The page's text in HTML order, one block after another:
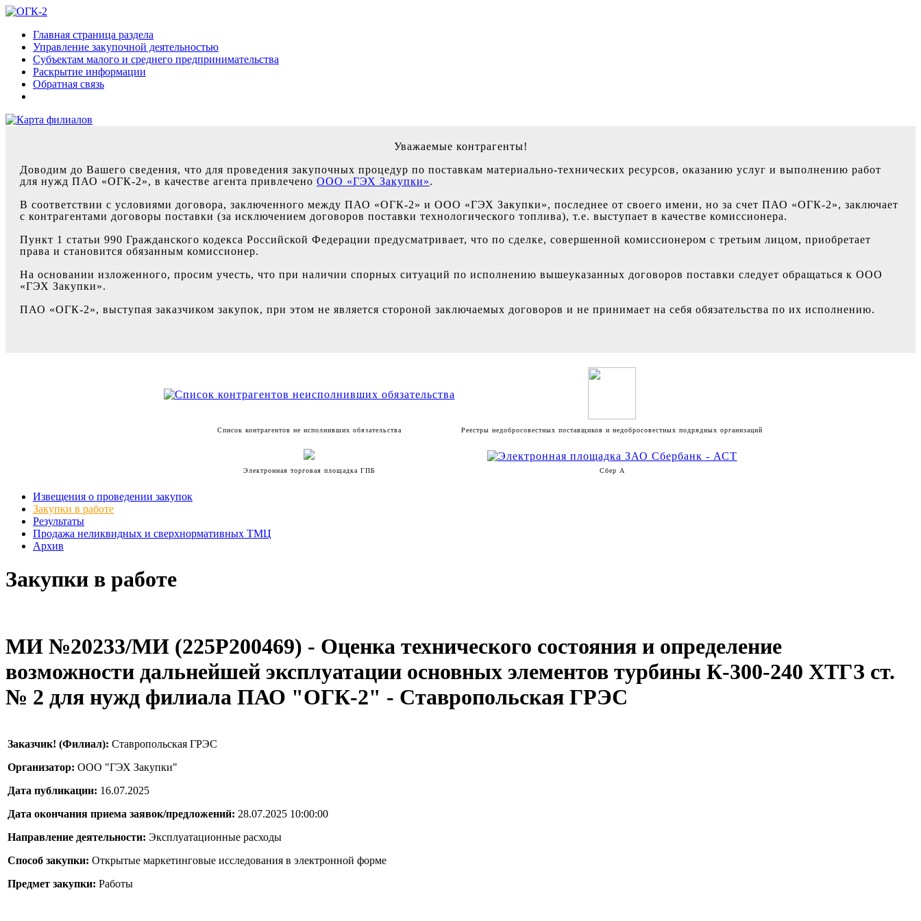
Главная страница раздела
Управление закупочной деятельностью
Субъектам малого и среднего предпринимательства
Раскрытие информации
Обратная связь
Уважаемые контрагенты!
Доводим до Вашего сведения, что для проведения закупочных процедур по поставкам материально-технических ресурсов, оказанию услуг и выполнению работ
для нужд ПАО «ОГК-2», в качестве агента привлечено ООО «ГЭХ Закупки».
В соответствии с условиями договора, заключенного между ПАО «ОГК-2» и ООО «ГЭХ Закупки», последнее от своего имени, но за счет ПАО «ОГК-2», заключает
с контрагентами договоры поставки (за исключением договоров поставки технологического топлива), т.е. выступает в качестве комиссионера.
Пункт 1 статьи 990 Гражданского кодекса Российской Федерации предусматривает, что по сделке, совершенной комиссионером с третьим лицом, приобретает
права и становится обязанным комиссионер.
На основании изложенного, просим учесть, что при наличии спорных ситуаций по исполнению вышеуказанных договоров поставки следует обращаться к ООО
«ГЭХ Закупки».
ПАО «ОГК-2», выступая заказчиком закупок, при этом не является стороной заключаемых договоров и не принимает на себя обязательства по их исполнению.
Список контрагентов не исполнивших обязательства Реестры недобросовестных поставщиков и недобросовестных подрядных организаций
Электронная торговая площадка ГПБ Сбер А
Извещения о проведении закупок
Закупки в работе
Результаты
Продажа неликвидных и сверхнормативных ТМЦ
Архив
Закупки в работе
МИ №20233/МИ (225P200469) - Оценка технического состояния и определение
возможности дальнейшей эксплуатации основных элементов турбины К-300-240 ХТГЗ ст.
№ 2 для нужд филиала ПАО "ОГК-2" - Ставропольская ГРЭС
Заказчик! (Филиал): Ставропольская ГРЭС
Организатор: ООО "ГЭХ Закупки"
Дата публикации: 16.07.2025
Дата окончания приема заявок/предложений: 28.07.2025 10:00:00
Направление деятельности: Эксплуатационные расходы
Способ закупки: Открытые маркетинговые исследования в электронной форме
Предмет закупки: Работы